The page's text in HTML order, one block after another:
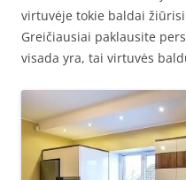
virtuvėje tokie baldai
Greičiausiai paklausite
visada yra, tai virtuvės